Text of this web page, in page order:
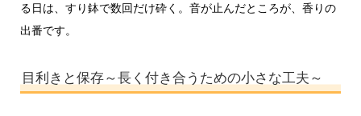
る日は、すり鉢で数回だけ砕く。音が止んだところが、香りの
出番です。
目利きと保存～長く付き合うための小さな工夫～